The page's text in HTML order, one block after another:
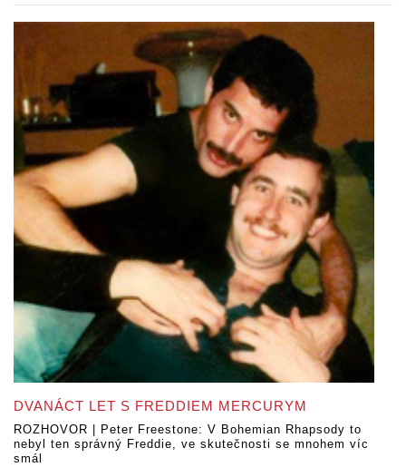
DVANÁCT LET S FREDDIEM MERCURYM
ROZHOVOR | Peter Freestone: V Bohemian Rhapsody to
nebyl ten správný Freddie, ve skutečnosti se mnohem víc
smál